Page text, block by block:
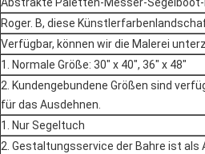
Abstrakte Paletten-Messer-Segelboot-
Roger. B, diese
Verfügbar, können wir die Malerei
1. Normale Größe: 30" x 40", 36" x 48"
2. Kundengebundene Größen sind
für das Ausdehnen.
1. Nur Segeltuch
2. Gestaltungsservice der Bahre ist als